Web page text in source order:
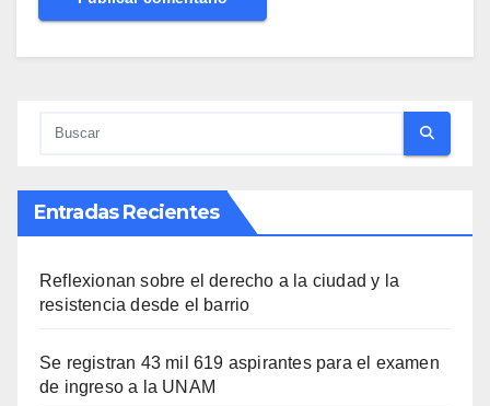
Entradas Recientes
Reflexionan sobre el derecho a la ciudad y la
resistencia desde el barrio
Se registran 43 mil 619 aspirantes para el examen
de ingreso a la UNAM